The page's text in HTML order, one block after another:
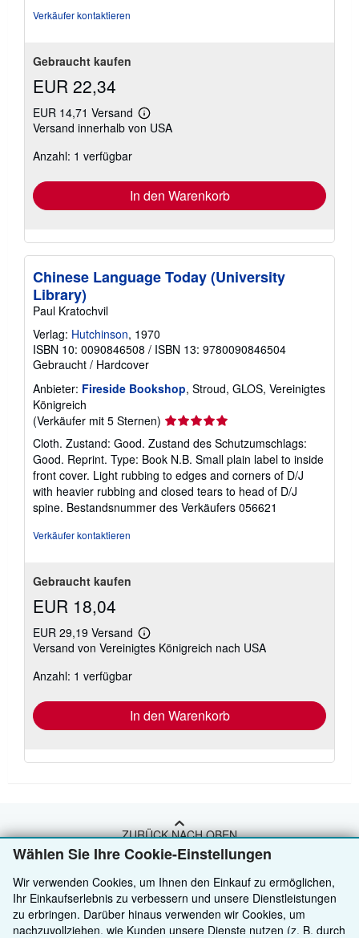
Wählen Sie Ihre Cookie-Einstellungen
Wir verwenden Cookies, um Ihnen den Einkauf zu ermöglichen,
Ihr Einkaufserlebnis zu verbessern und unsere Dienstleistungen
zu erbringen. Darüber hinaus verwenden wir Cookies, um
nachzuvollziehen, wie Kunden unsere Dienste nutzen (z. B. durch
Verkäufer kontaktieren
Gebraucht kaufen
EUR 22,34
EUR 14,71 Versand
Weitere
Informationen
Versand innerhalb von USA
Anzahl: 1 verfügbar
In den Warenkorb
Chinese Language Today (University
Library)
Paul Kratochvil
Verlag: Hutchinson, 1970
ISBN 10: 0090846508 / ISBN 13: 9780090846504
Gebraucht / Hardcover
Anbieter: Fireside Bookshop, Stroud, GLOS, Vereinigtes
Königreich
(Verkäufer mit 5 Sternen) Verkäuferbewertung
von
5
Sternen
Cloth. Zustand: Good. Zustand des Schutzumschlags:
Good. Reprint. Type: Book N.B. Small plain label to inside
front cover. Light rubbing to edges and corners of D/J
with heavier rubbing and closed tears to head of D/J
spine. Bestandsnummer des Verkäufers 056621
Verkäufer kontaktieren
Gebraucht kaufen
EUR 18,04
EUR 29,19 Versand
Weitere
Informationen
Versand von Vereinigtes Königreich nach USA
Anzahl: 1 verfügbar
In den Warenkorb
ZURÜCK NACH OBEN
Kaufen
Detailsuche
Anbieten